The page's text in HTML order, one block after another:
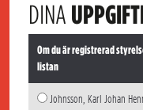
DINA
Om du är registrerad
listan
Johnsson, Karl Johan